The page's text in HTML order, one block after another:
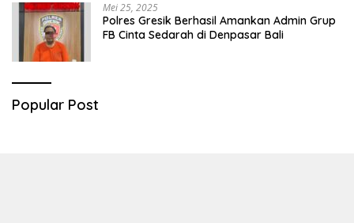
Mei 25, 2025
Polres Gresik Berhasil Amankan Admin Grup
FB Cinta Sedarah di Denpasar Bali
Popular Post